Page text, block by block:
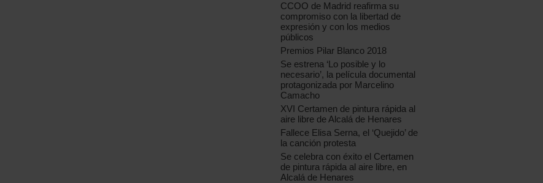
CCOO de Madrid reafirma su
compromiso con la libertad de
expresión y con los medios
públicos
Premios Pilar Blanco 2018
Se estrena ‘Lo posible y lo
necesario’, la película documental
protagonizada por Marcelino
Camacho
XVI Certamen de pintura rápida al
aire libre de Alcalá de Henares
Fallece Elisa Serna, el ‘Quejido’ de
la canción protesta
Se celebra con éxito el Certamen
de pintura rápida al aire libre, en
Alcalá de Henares